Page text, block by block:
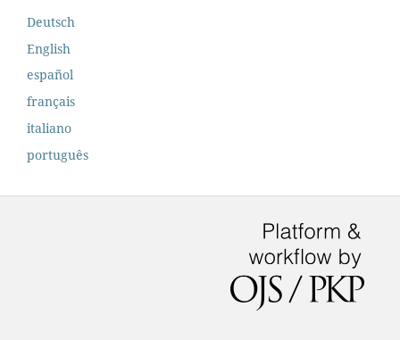
Deutsch
English
español
français
italiano
português